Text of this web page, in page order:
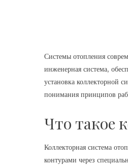
Системы отопления
инженерная система,
установка коллекторной
понимания принципов
Что такое
Коллекторная система
контурами через